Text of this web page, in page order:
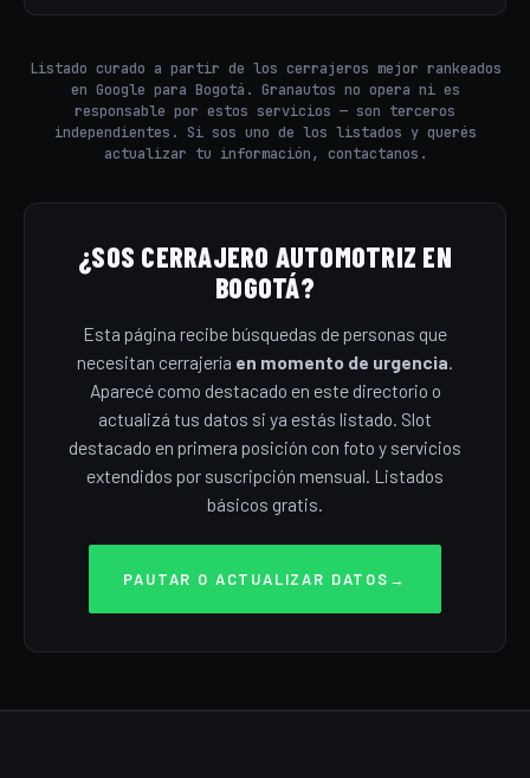
Listado curado a partir de los cerrajeros mejor rankeados
en Google para Bogotá. Granautos no opera ni es
responsable por estos servicios — son terceros
independientes. Si sos uno de los listados y querés
actualizar tu información, contactanos.
¿SOS CERRAJERO AUTOMOTRIZ EN
BOGOTÁ?
Esta página recibe búsquedas de personas que
necesitan cerrajería en momento de urgencia.
Aparecé como destacado en este directorio o
actualizá tus datos si ya estás listado. Slot
destacado en primera posición con foto y servicios
extendidos por suscripción mensual. Listados
básicos gratis.
PAUTAR O ACTUALIZAR DATOS →